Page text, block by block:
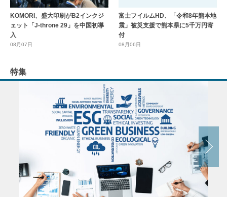
KOMORI、盛大印刷がB2インクジ
ェット「J-throne 29」を中国初導
入
08月07日
富士フイルムHD、「令和8年熊本地
震」被災支援で熊本県に5千万円寄
付
08月06日
特集